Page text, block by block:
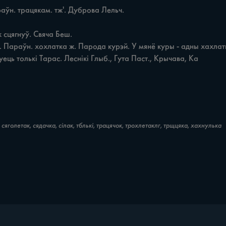
толькі Тарас. Леснікі Глыб., Гута Паст., Крычава, Ка
сядачка, сілак, тблькі, трацячок, трохлетаклг, трщцяка, хахнулька